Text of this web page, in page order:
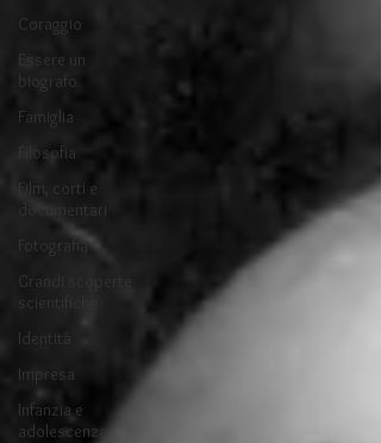
Coraggio
Essere un
biografo
Famiglia
Filosofia
Film, corti e
documentari
Fotografia
Grandi scoperte
scientifiche
Identità
Impresa
Infanzia e
adolescenza